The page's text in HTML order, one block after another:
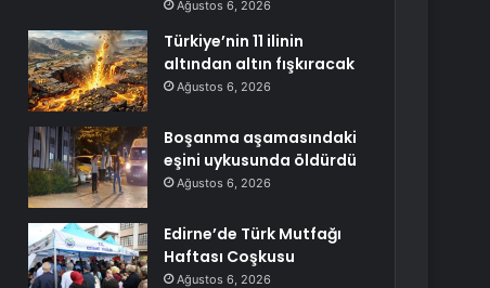
Ağustos 6, 2026
Türkiye’nin 11 ilinin
altından altın fışkıracak
Ağustos 6, 2026
Boşanma aşamasındaki
eşini uykusunda öldürdü
Ağustos 6, 2026
Edirne’de Türk Mutfağı
Haftası Coşkusu
Ağustos 6, 2026